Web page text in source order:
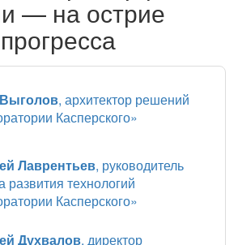
— на острие
, архитектор решений
Касперского»
Лаврентьев, руководитель
развития технологий
Касперского»
Духвалов, директор